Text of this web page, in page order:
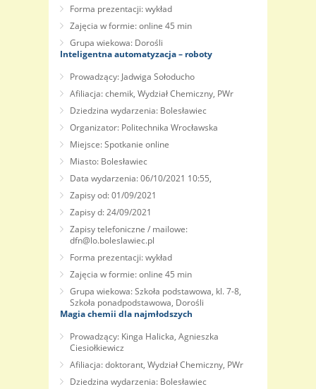
Forma prezentacji: wykład
Zajęcia w formie: online 45 min
Grupa wiekowa: Dorośli
Inteligentna automatyzacja – roboty
Prowadzący: Jadwiga Sołoducho
Afiliacja: chemik, Wydział Chemiczny, PWr
Dziedzina wydarzenia: Bolesławiec
Organizator: Politechnika Wrocławska
Miejsce: Spotkanie online
Miasto: Bolesławiec
Data wydarzenia: 06/10/2021 10:55,
Zapisy od: 01/09/2021
Zapisy d: 24/09/2021
Zapisy telefoniczne / mailowe:
dfn@lo.boleslawiec.pl
Forma prezentacji: wykład
Zajęcia w formie: online 45 min
Grupa wiekowa: Szkoła podstawowa, kl. 7-8,
Szkoła ponadpodstawowa, Dorośli
Magia chemii dla najmłodszych
Prowadzący: Kinga Halicka, Agnieszka
Ciesiołkiewicz
Afiliacja: doktorant, Wydział Chemiczny, PWr
Dziedzina wydarzenia: Bolesławiec